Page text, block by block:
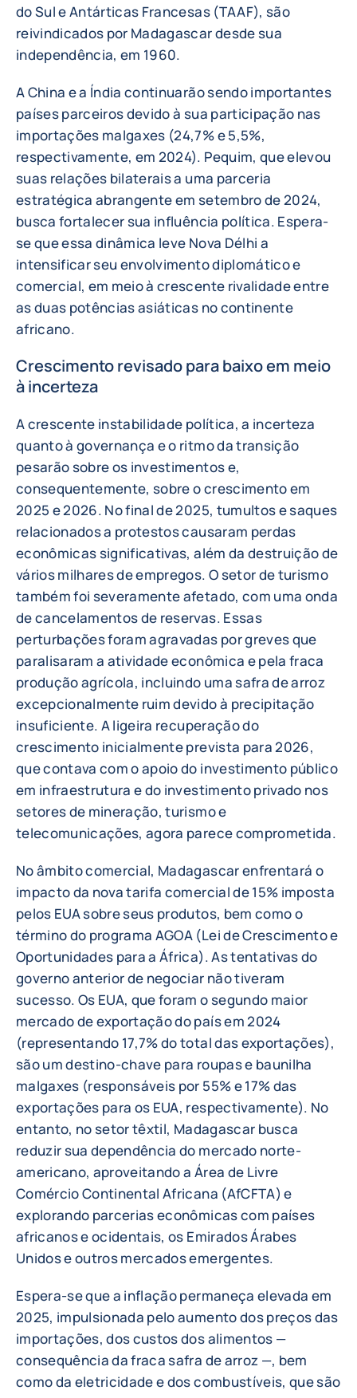
do Sul e Antárticas Francesas (TAAF), são
reivindicados por Madagascar desde sua
independência, em 1960.
A China e a Índia continuarão sendo importantes
países parceiros devido à sua participação nas
importações malgaxes (24,7% e 5,5%,
respectivamente, em 2024). Pequim, que elevou
suas relações bilaterais a uma parceria
estratégica abrangente em setembro de 2024,
busca fortalecer sua influência política. Espera-
se que essa dinâmica leve Nova Délhi a
intensificar seu envolvimento diplomático e
comercial, em meio à crescente rivalidade entre
as duas potências asiáticas no continente
africano.
Crescimento revisado para baixo em meio
à incerteza
A crescente instabilidade política, a incerteza
quanto à governança e o ritmo da transição
pesarão sobre os investimentos e,
consequentemente, sobre o crescimento em
2025 e 2026. No final de 2025, tumultos e saques
relacionados a protestos causaram perdas
econômicas significativas, além da destruição de
vários milhares de empregos. O setor de turismo
também foi severamente afetado, com uma onda
de cancelamentos de reservas. Essas
perturbações foram agravadas por greves que
paralisaram a atividade econômica e pela fraca
produção agrícola, incluindo uma safra de arroz
excepcionalmente ruim devido à precipitação
insuficiente. A ligeira recuperação do
crescimento inicialmente prevista para 2026,
que contava com o apoio do investimento público
em infraestrutura e do investimento privado nos
setores de mineração, turismo e
telecomunicações, agora parece comprometida.
No âmbito comercial, Madagascar enfrentará o
impacto da nova tarifa comercial de 15% imposta
pelos EUA sobre seus produtos, bem como o
término do programa AGOA (Lei de Crescimento e
Oportunidades para a África). As tentativas do
governo anterior de negociar não tiveram
sucesso. Os EUA, que foram o segundo maior
mercado de exportação do país em 2024
(representando 17,7% do total das exportações),
são um destino-chave para roupas e baunilha
malgaxes (responsáveis por 55% e 17% das
exportações para os EUA, respectivamente). No
entanto, no setor têxtil, Madagascar busca
reduzir sua dependência do mercado norte-
americano, aproveitando a Área de Livre
Comércio Continental Africana (AfCFTA) e
explorando parcerias econômicas com países
africanos e ocidentais, os Emirados Árabes
Unidos e outros mercados emergentes.
Espera-se que a inflação permaneça elevada em
2025, impulsionada pelo aumento dos preços das
importações, dos custos dos alimentos —
consequência da fraca safra de arroz —, bem
como da eletricidade e dos combustíveis, que são